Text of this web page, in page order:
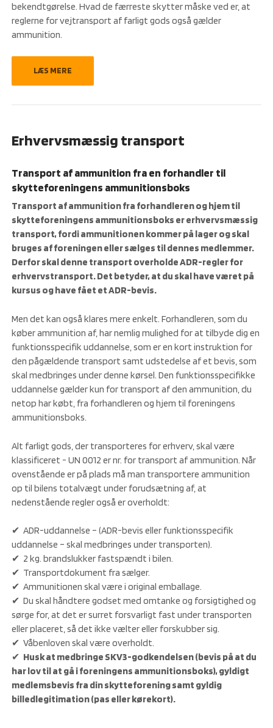
bekendtgørelse. Hvad de færreste skytter måske ved er, at
reglerne for vejtransport af farligt gods også gælder
ammunition.
LÆS MERE
Erhvervsmæssig transport
Transport af ammunition fra en forhandler til
skytteforeningens ammunitionsboks
Transport af ammunition fra forhandleren og hjem til
skytteforeningens ammunitionsboks er erhvervsmæssig
transport, fordi ammunitionen kommer på lager og skal
bruges af foreningen eller sælges til dennes medlemmer.
Derfor skal denne transport overholde ADR-regler for
erhvervstransport. Det betyder, at du skal have været på
kursus og have fået et ADR-bevis.
Men det kan også klares mere enkelt. Forhandleren, som du
køber ammunition af, har nemlig mulighed for at tilbyde dig en
funktionsspecifik uddannelse, som er en kort instruktion for
den pågældende transport samt udstedelse af et bevis, som
skal medbringes under denne kørsel. Den funktionsspecifikke
uddannelse gælder kun for transport af den ammunition, du
netop har købt, fra forhandleren og hjem til foreningens
ammunitionsboks.
Alt farligt gods, der transporteres for erhverv, skal være
klassificeret - UN 0012 er nr. for transport af ammunition. Når
ovenstående er på plads må man transportere ammunition
op til bilens totalvægt under forudsætning af, at
nedenstående regler også er overholdt:
✔ ADR-uddannelse – (ADR-bevis eller funktionsspecifik
uddannelse – skal medbringes under transporten).
✔ 2 kg. brandslukker fastspændt i bilen.
✔ Transportdokument fra sælger.
✔ Ammunitionen skal være i original emballage.
✔ Du skal håndtere godset med omtanke og forsigtighed og
sørge for, at det er surret forsvarligt fast under transporten
eller placeret, så det ikke vælter eller forskubber sig.
✔ Våbenloven skal være overholdt.
✔ Husk at medbringe SKV3-godkendelsen (bevis på at du
har lov til at gå i foreningens ammunitionsboks), gyldigt
medlemsbevis fra din skytteforening samt gyldig
billedlegitimation (pas eller kørekort).